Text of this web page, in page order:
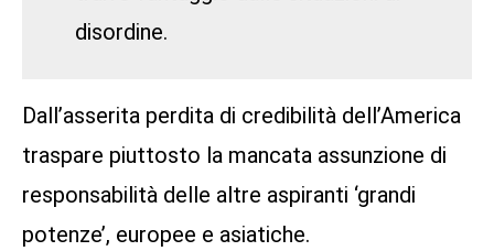
disordine.
Dall’asserita perdita di credibilità dell’America
traspare piuttosto la mancata assunzione di
responsabilità delle altre aspiranti ‘grandi
potenze’, europee e asiatiche.